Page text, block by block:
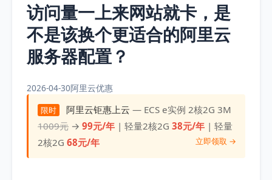
访问量一上来网站就卡，是
不是该换个更适合的阿里云
服务器配置？
2026-04-30阿里云优惠
限时 阿里云钜惠上云 — ECS e实例 2核2G 3M
1009元 →99元/年 | 轻量2核2G38元/年 | 轻量
2核2G68元/年 立即领取 →